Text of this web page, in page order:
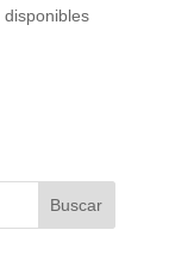
disponibles